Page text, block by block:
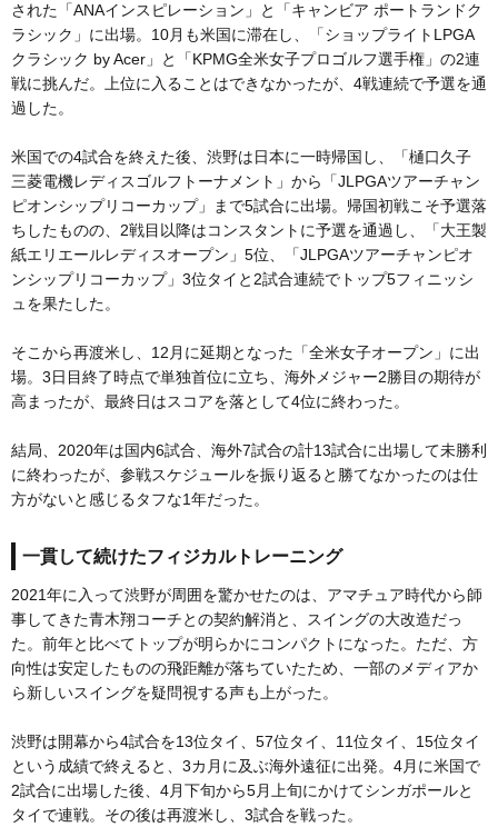
された「ANAインスピレーション」と「キャンビア ポートランドク
ラシック」に出場。10月も米国に滞在し、「ショップライトLPGA
クラシック by Acer」と「KPMG全米女子プロゴルフ選手権」の2連
戦に挑んだ。上位に入ることはできなかったが、4戦連続で予選を通
過した。
米国での4試合を終えた後、渋野は日本に一時帰国し、「樋口久子
三菱電機レディスゴルフトーナメント」から「JLPGAツアーチャン
ピオンシップリコーカップ」まで5試合に出場。帰国初戦こそ予選落
ちしたものの、2戦目以降はコンスタントに予選を通過し、「大王製
紙エリエールレディスオープン」5位、「JLPGAツアーチャンピオ
ンシップリコーカップ」3位タイと2試合連続でトップ5フィニッシ
ュを果たした。
そこから再渡米し、12月に延期となった「全米女子オープン」に出
場。3日目終了時点で単独首位に立ち、海外メジャー2勝目の期待が
高まったが、最終日はスコアを落として4位に終わった。
結局、2020年は国内6試合、海外7試合の計13試合に出場して未勝利
に終わったが、参戦スケジュールを振り返ると勝てなかったのは仕
方がないと感じるタフな1年だった。
一貫して続けたフィジカルトレーニング
2021年に入って渋野が周囲を驚かせたのは、アマチュア時代から師
事してきた青木翔コーチとの契約解消と、スイングの大改造だっ
た。前年と比べてトップが明らかにコンパクトになった。ただ、方
向性は安定したものの飛距離が落ちていたため、一部のメディアか
ら新しいスイングを疑問視する声も上がった。
渋野は開幕から4試合を13位タイ、57位タイ、11位タイ、15位タイ
という成績で終えると、3カ月に及ぶ海外遠征に出発。4月に米国で
2試合に出場した後、4月下旬から5月上旬にかけてシンガポールと
タイで連戦。その後は再渡米し、3試合を戦った。